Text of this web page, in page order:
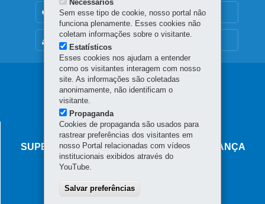
OUVIDORIA
Navegação
principal
AGÊNCIA DO MIGRANTE
SUPERINTENDÊNCIA-GERAL DE GOVERNANÇA
MIGRATÓRIA
80060-010-Curitiba
Necessários
Sem esse tipo de cookie, nosso portal não
funciona plenamente. Esses cookies não
coletam informações sobre o visitante.
Estatísticos
Esses cookies nos ajudam a entender
como os visitantes interagem com nosso
site. As informações são coletadas
anonimamente, não identificam o
visitante.
Propaganda
Cookies de propaganda são usados para
rastrear preferências dos visitantes em
nosso Portal relacionadas com vídeos
institucionais exibidos através do
YouTube.
Salvar preferências